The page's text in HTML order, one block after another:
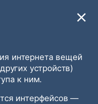
интернета вещей
устройств)
к ним.
интерфейсов —